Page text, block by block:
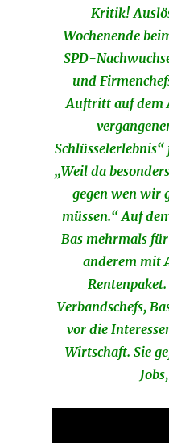
Kritik!
Wochenende
SPD-
und
Auftritt auf dem
Schlüsselerlebnis“
„Weil da
gegen wen wir
müssen.“ Auf
Bas mehrmals
anderem mit
Verbandschefs,
vor die
Wirtschaft. Sie